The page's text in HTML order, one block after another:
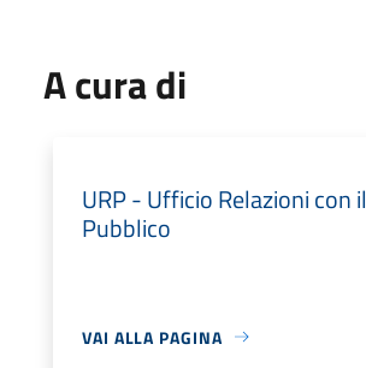
A cura di
URP - Ufficio Relazioni con il
Pubblico
VAI ALLA PAGINA